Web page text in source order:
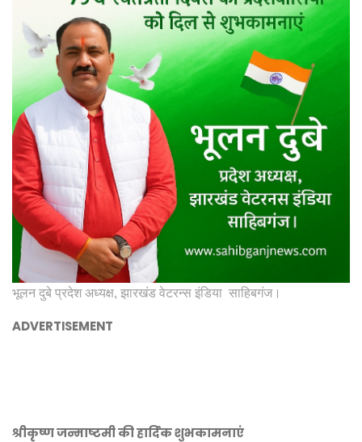
भूलन दुबे प्रदेश अध्यक्ष, झारखंड वेटरन्स इंडिया साहिबगंज।
ADVERTISEMENT
श्रीकृष्ण जन्माष्टमी की हार्दिक शुभकामनाएं